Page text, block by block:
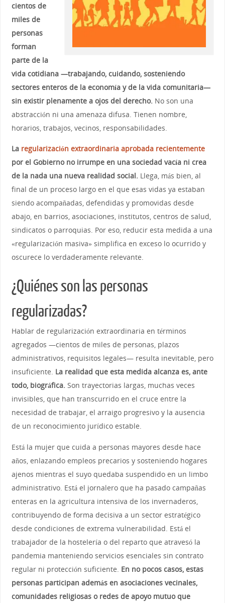
cientos de
miles de
personas
forman
parte de la
vida cotidiana —trabajando, cuidando, sosteniendo
sectores enteros de la economía y de la vida comunitaria—
sin existir plenamente a ojos del derecho. No son una
abstracción ni una amenaza difusa. Tienen nombre,
horarios, trabajos, vecinos, responsabilidades.
La regularización extraordinaria aprobada recientemente
por el Gobierno no irrumpe en una sociedad vacía ni crea
de la nada una nueva realidad social.Llega, más bien, al
final de un proceso largo en el que esas vidas ya estaban
siendo acompañadas, defendidas y promovidas desde
abajo, en barrios, asociaciones, institutos, centros de salud,
sindicatos o parroquias. Por eso, reducir esta medida a una
«regularización masiva» simplifica en exceso lo ocurrido y
oscurece lo verdaderamente relevante.
¿Quiénes son las personas
regularizadas?
Hablar de regularización extraordinaria en términos
agregados —cientos de miles de personas, plazos
administrativos, requisitos legales— resulta inevitable, pero
insuficiente. La realidad que esta medida alcanza es, ante
todo, biográfica.Son trayectorias largas, muchas veces
invisibles, que han transcurrido en el cruce entre la
necesidad de trabajar, el arraigo progresivo y la ausencia
de un reconocimiento jurídico estable.
Está la mujer que cuida a personas mayores desde hace
años, enlazando empleos precarios y sosteniendo hogares
ajenos mientras el suyo quedaba suspendido en un limbo
administrativo. Está el jornalero que ha pasado campañas
enteras en la agricultura intensiva de los invernaderos,
contribuyendo de forma decisiva a un sector estratégico
desde condiciones de extrema vulnerabilidad. Está el
trabajador de la hostelería o del reparto que atravesó la
pandemia manteniendo servicios esenciales sin contrato
regular ni protección suficiente. En no pocos casos, estas
personas participan además en asociaciones vecinales,
comunidades religiosas o redes de apoyo mutuo que